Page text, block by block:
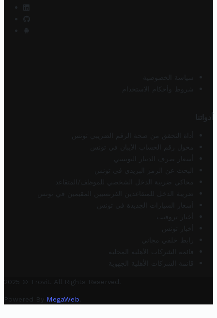
سياسة الخصوصية
شروط وأحكام الاستخدام
أدواتنا
أداة التحقق من صحة الرقم الضريبي تونس
محول رقم الحساب الآيبان في تونس
أسعار صرف الدينار التونسي
البحث عن الرمز البريدي في تونس
محاكي ضريبة الدخل الشخصي للموظف/المتقاعد
ضريبة الدخل للمتقاعدين الفرنسيين المقيمين في تونس
أسعار السيارات الجديدة في تونس
أخبار تروفيت
أخبار تونس
رابط خلفي مجاني
قائمة الشركات الأهلية المحلية
قائمة الشركات الأهلية الجهوية
2025 © Trovit. All Rights Reserved.
Powered By MegaWeb